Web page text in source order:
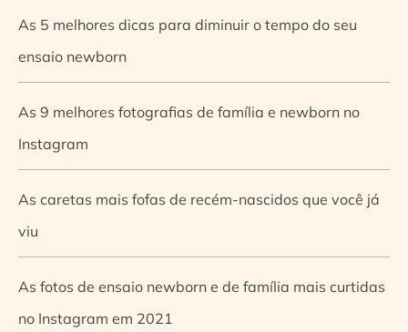
As 5 melhores dicas para diminuir o tempo do seu
ensaio newborn
As 9 melhores fotografias de família e newborn no
Instagram
As caretas mais fofas de recém-nascidos que você já
viu
As fotos de ensaio newborn e de família mais curtidas
no Instagram em 2021